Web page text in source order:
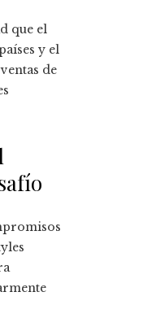
que el
y el
de